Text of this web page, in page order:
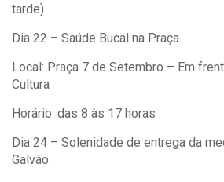
tarde)
Dia 22 – Saúde Bucal na Praça
Local: Praça 7 de Setembro – Em
Cultura
Horário: das 8 às 17 horas
Dia 24 – Solenidade de entrega da
Galvão